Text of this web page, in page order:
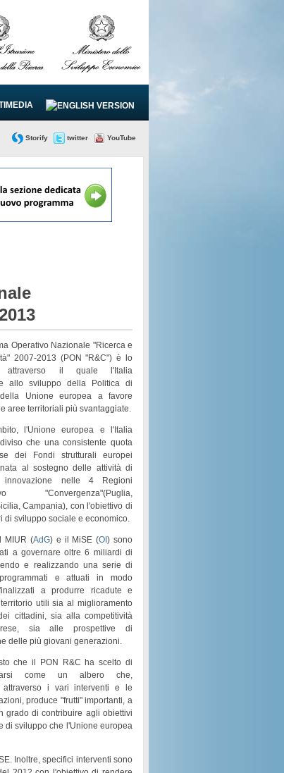
Storify twitter YouTube
Operativo Nazionale "Ricerca e
2007-2013 (PON "R&C") è lo
attraverso il quale l'Italia
allo sviluppo della Politica di
Unione europea a favore
aree territoriali più svantaggiate.
l'Unione europea e l'Italia
che una consistente quota
dei Fondi strutturali europei
al sostegno delle attività di
nelle 4 Regioni
"Convergenza"(Puglia,
Campania), con l'obiettivo di
di sviluppo sociale e economico.
MIUR (AdG) e il MiSE (OI) sono
a governareoltre 6 miliardi di
e realizzando una serie di
e attuati in modo
a produrre ricadute e
utili sia al miglioramento
cittadini, sia alla competitività
, sia alle prospettive di
delle più giovani generazioni.
che il PON R&C ha scelto di
come un albero che,
attraverso i variinterventi e le
, produce "frutti" importanti, a
grado di contribuire agli obiettivi
di sviluppo che l'Unione europea
Inoltre, specifici interventi sono